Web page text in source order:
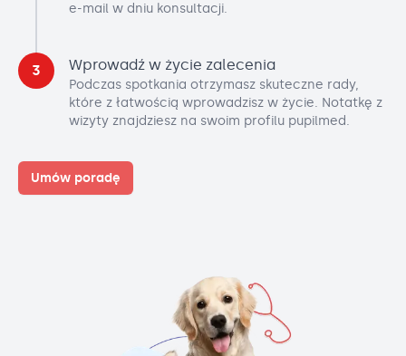
e-mail w dniu konsultacji.
3 Wprowadź w życie zalecenia
Podczas spotkania otrzymasz skuteczne rady,
które z łatwością wprowadzisz w życie. Notatkę z
wizyty znajdziesz na swoim profilu pupilmed.
Umów poradę